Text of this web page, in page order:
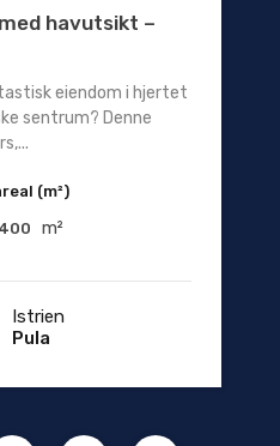
havutsikt –
eiendom i hjertet
sentrum? Denne
(m²)
400 m²
Istrien
Pula